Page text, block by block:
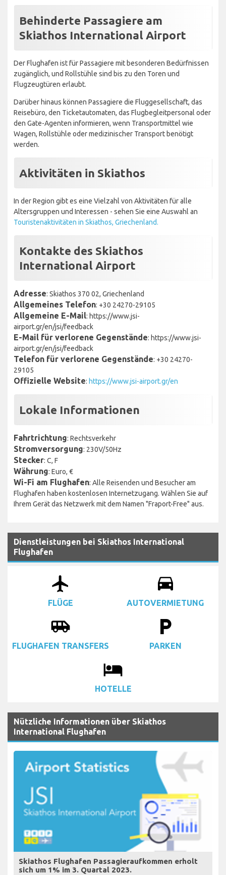
Behinderte Passagiere am
Skiathos International Airport
Der Flughafen ist für Passagiere mit besonderen Bedürfnissen
zugänglich, und Rollstühle sind bis zu den Toren und
Flugzeugtüren erlaubt.
Darüber hinaus können Passagiere die Fluggesellschaft, das
Reisebüro, den Ticketautomaten, das Flugbegleitpersonal oder
den Gate-Agenten informieren, wenn Transportmittel wie
Wagen, Rollstühle oder medizinischer Transport benötigt
werden.
Aktivitäten in Skiathos
In der Region gibt es eine Vielzahl von Aktivitäten für alle
Altersgruppen und Interessen - sehen Sie eine Auswahl an
Touristenaktivitäten in Skiathos, Griechenland.
Kontakte des Skiathos
International Airport
Adresse: Skiathos 370 02, Griechenland
Allgemeines Telefon: +30 24270-29105
Allgemeine E-Mail: https://www.jsi-
airport.gr/en/jsi/feedback
E-Mail für verlorene Gegenstände: https://www.jsi-
airport.gr/en/jsi/feedback
Telefon für verlorene Gegenstände: +30 24270-
29105
Offizielle Website: https://www.jsi-airport.gr/en
Lokale Informationen
Fahrtrichtung: Rechtsverkehr
Stromversorgung: 230V/50Hz
Stecker: C, F
Währung: Euro, €
Wi-Fi am Flughafen: Alle Reisenden und Besucher am
Flughafen haben kostenlosen Internetzugang. Wählen Sie auf
Ihrem Gerät das Netzwerk mit dem Namen "Fraport-Free" aus.
Dienstleistungen bei Skiathos International
Flughafen
airplanemode_active
FLÜGE
drive_eta
AUTOVERMIETUNG
airport_shuttle
FLUGHAFEN TRANSFERS
local_parking
PARKEN
local_hotel
HOTELLE
Nützliche Informationen über Skiathos
International Flughafen
Skiathos Flughafen Passagieraufkommen erholt
sich um 1% im 3. Quartal 2023.